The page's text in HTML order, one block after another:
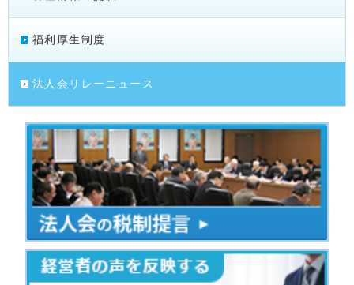
福利厚生制度
法人会リレーニュース